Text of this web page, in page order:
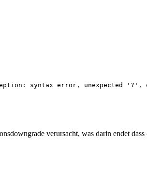
syntax error, unexpected
verursacht, was darin endet